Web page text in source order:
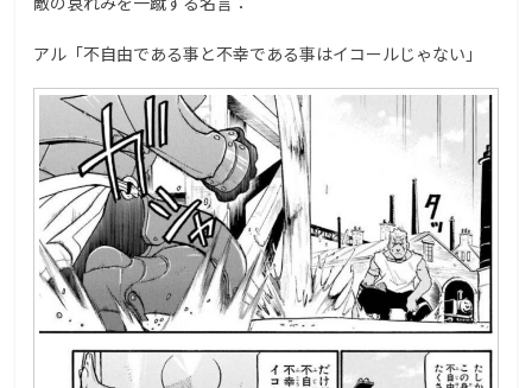
アル「不自由である事と不幸である事はイコールじゃない」